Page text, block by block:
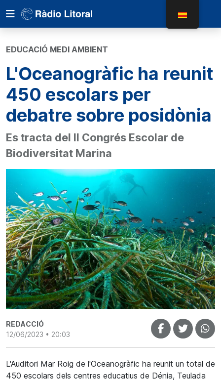
EDUCACIÓ MEDI AMBIENT
L'Oceanogràfic ha reunit
450 escolars per
debatre sobre posidònia
Es tracta del II Congrés Escolar de
Biodiversitat Marina
REDACCIÓ
12/06/2023 • 20:03
L'Auditori Mar Roig de l'Oceanogràfic ha reunit un total de
450 escolars dels centres educatius de Dénia, Teulada